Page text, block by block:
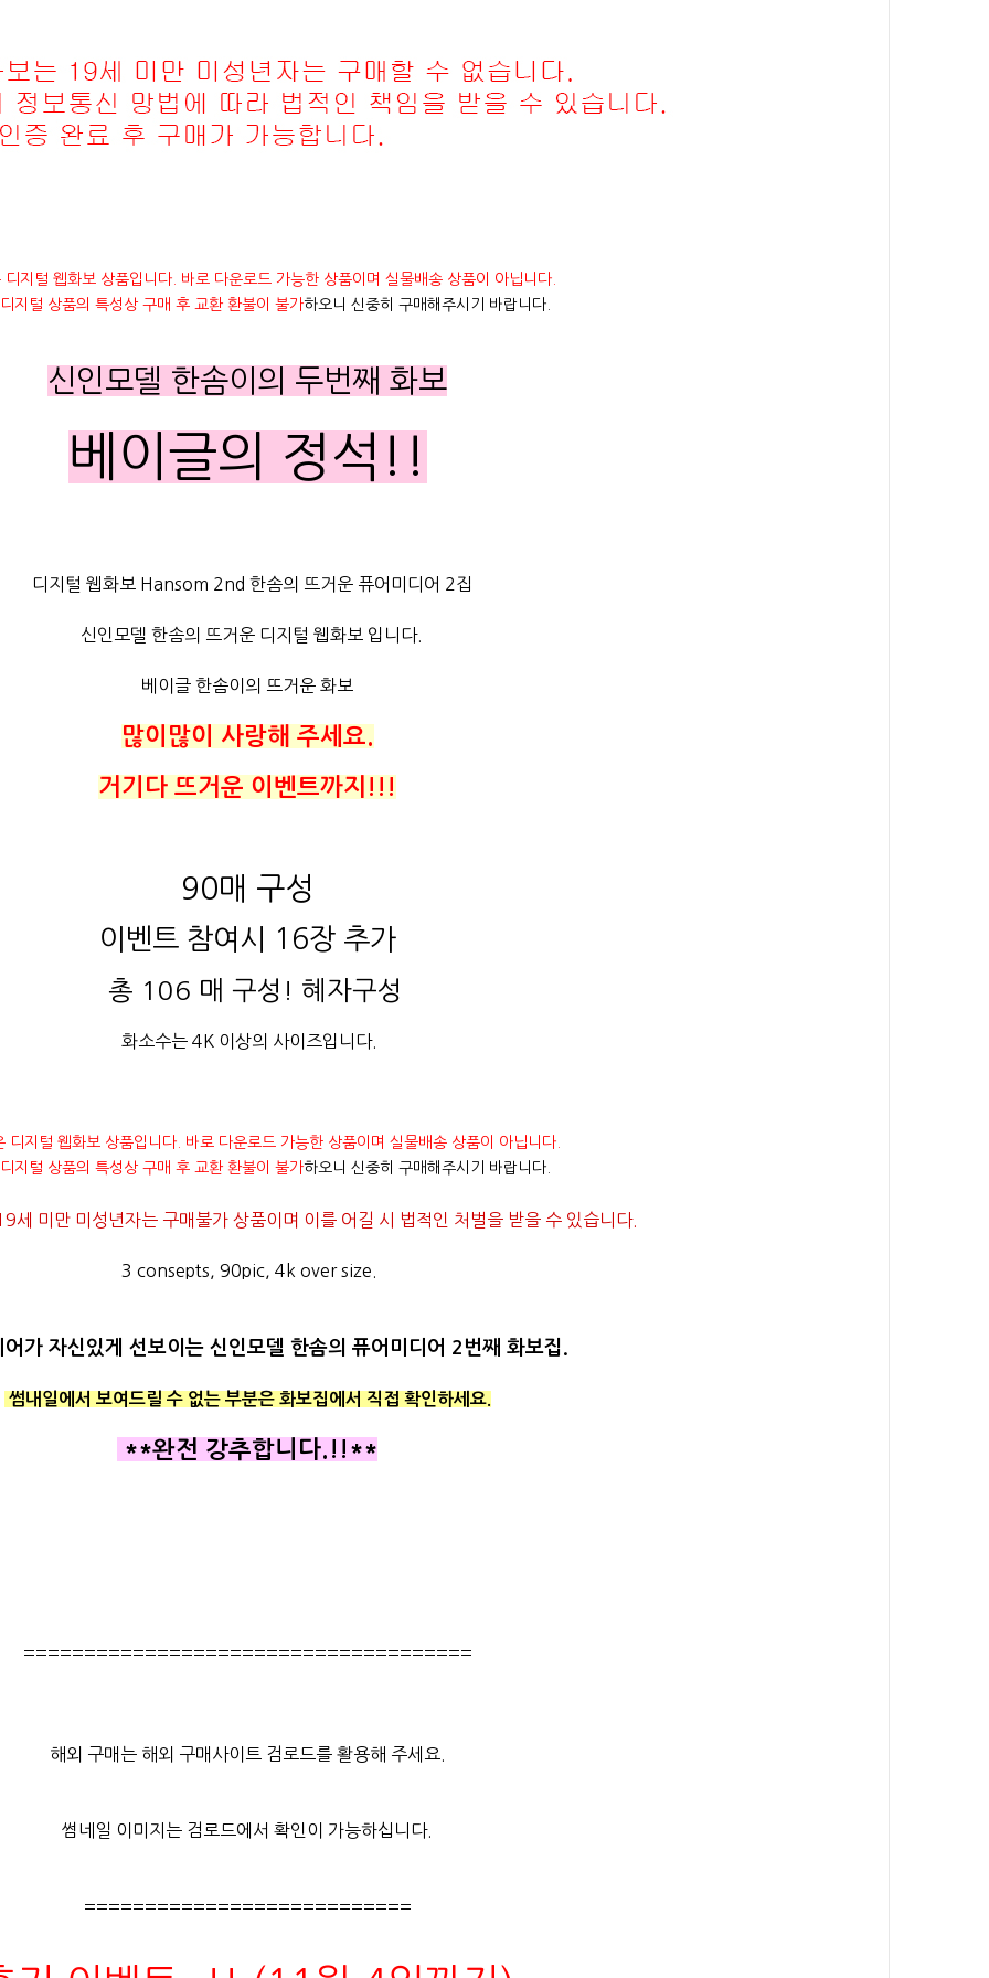
디지털 웹화보 상품입니다. 바로 다운로드 가능한 상품이며 실물배송 상품이 아닙니다.
디지털 상품의 특성상 구매 후 교환 환불이 불가하오니 신중히 구매해주시기 바랍니다.
신인모델 한솜이의 두번째 화보
베이글의 정석!!
디지털 웹화보 Hansom 2nd 한솜의 뜨거운 퓨어미디어 2집
신인모델 한솜의 뜨거운 디지털 웹화보 입니다.
베이글 한솜이의 뜨거운 화보
많이많이 사랑해 주세요.
거기다 뜨거운 이벤트까지!!!
90매 구성
이벤트 참여시 16장 추가
총 106 매 구성! 혜자구성
화소수는 4K 이상의 사이즈입니다.
디지털 웹화보 상품입니다. 바로 다운로드 가능한 상품이며 실물배송 상품이 아닙니다.
디지털 상품의 특성상 구매 후 교환 환불이 불가하오니 신중히 구매해주시기 바랍니다.
세 미만 미성년자는 구매불가 상품이며 이를 어길 시 법적인 처벌을 받을 수 있습니다.
3 consepts, 90pic, 4k over size.
어가 자신있게 선보이는 신인모델 한솜의 퓨어미디어 2번째 화보집.
썸내일에서 보여드릴 수 없는 부분은 화보집에서 직접 확인하세요.
**완전 강추합니다.!!**
=====================================
해외 구매는 해외 구매사이트 검로드를 활용해 주세요.
썸네일 이미지는 검로드에서 확인이 가능하십니다.
===========================